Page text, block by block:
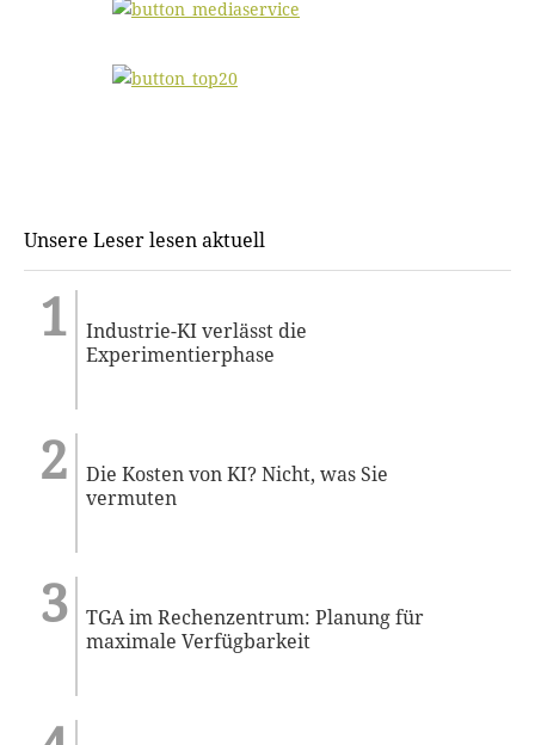
Unsere Leser lesen aktuell
Industrie-KI verlässt die
Experimentierphase
Die Kosten von KI? Nicht, was Sie
vermuten
TGA im Rechenzentrum: Planung für
maximale Verfügbarkeit